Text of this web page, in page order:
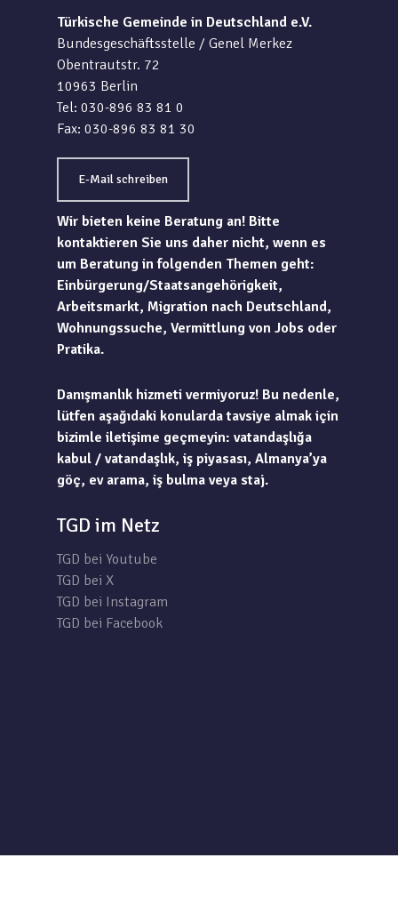
Türkische Gemeinde in Deutschland e.V.
Bundesgeschäftsstelle / Genel Merkez
Obentrautstr. 72
10963 Berlin
Tel: 030-896 83 81 0
Fax: 030-896 83 81 30
E-Mail schreiben
Wir bieten keine Beratung an! Bitte
kontaktieren Sie uns daher nicht, wenn es
um Beratung in folgenden Themen geht:
Einbürgerung/Staatsangehörigkeit,
Arbeitsmarkt, Migration nach Deutschland,
Wohnungssuche, Vermittlung von Jobs oder
Pratika.
Danışmanlık hizmeti vermiyoruz! Bu nedenle,
lütfen aşağıdaki konularda tavsiye almak için
bizimle iletişime geçmeyin: vatandaşlığa
kabul / vatandaşlık, iş piyasası, Almanya’ya
göç, ev arama, iş bulma veya staj.
TGD im Netz
TGD bei Youtube
TGD bei X
TGD bei Instagram
TGD bei Facebook